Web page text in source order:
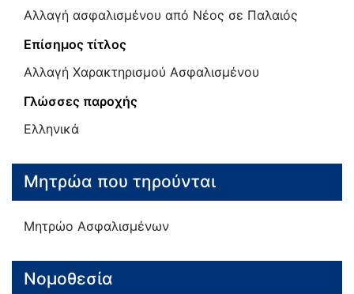
Αλλαγή ασφαλισμένου από Νέος σε Παλαιός
Επίσημος τίτλος
Αλλαγή Χαρακτηρισμού Ασφαλισμένου
Γλώσσες παροχής
Ελληνικά
Μητρώα που τηρούνται
Μητρώο Ασφαλισμένων
Νομοθεσία